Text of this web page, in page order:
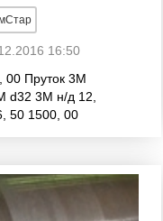
16:50
00 Пруток 3М
d32 3М н/д 12,
50 1500, 00